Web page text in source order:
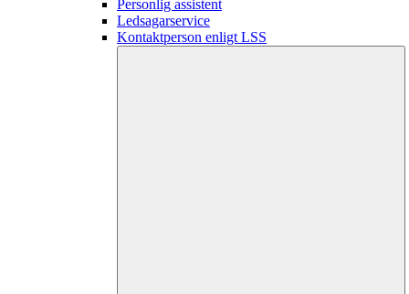
Personlig assistent
Ledsagarservice
Kontaktperson enligt LSS